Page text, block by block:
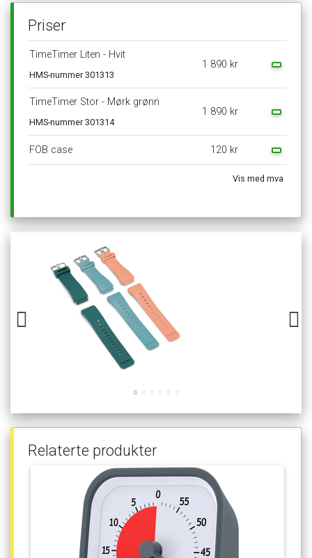
Priser
TimeTimer Liten - Hvit
HMS-nummer 301313
1 890 kr
TimeTimer Stor - Mørk grønn
HMS-nummer 301314
1 890 kr
FOB case 120 kr
Vis med mva
Relaterte produkter